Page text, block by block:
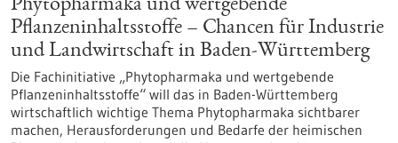
Phytopharmaka und wertgebende
Pflanzeninhaltsstoffe – Chancen für Industrie
und Landwirtschaft in Baden-Württemberg
Die Fachinitiative „Phytopharmaka und wertgebende
Pflanzeninhaltsstoffe“ will das in Baden-Württemberg
wirtschaftlich wichtige Thema Phytopharmaka sichtbarer
machen, Herausforderungen und Bedarfe der heimischen